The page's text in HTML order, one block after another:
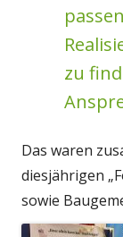
zu
Das waren
diesjährigen
sowie